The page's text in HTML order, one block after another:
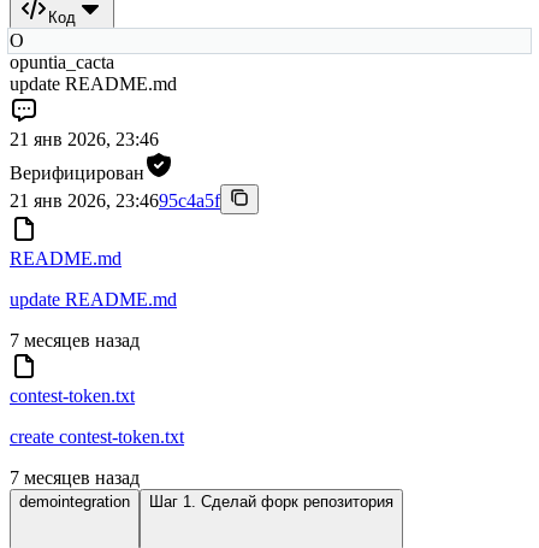
Код
O
opuntia_cacta
update README.md
21 янв 2026, 23:46
Верифицирован
21 янв 2026, 23:4695c4a5f
README.md
update README.md
7 месяцев назад
contest-token.txt
create contest-token.txt
7 месяцев назад
demointegration Шаг 1. Сделай форк репозитория